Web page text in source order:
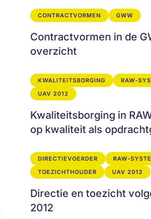
CONTRACTVORMEN GWW
Contractvormen in de
overzicht
KWALITEITSBORGING
RAW-
UAV 2012
Kwaliteitsborging in
op kwaliteit als
DIRECTIEVOERDER
RAW-
TOEZICHTHOUDER
UAV 2012
Directie en toezicht
2012